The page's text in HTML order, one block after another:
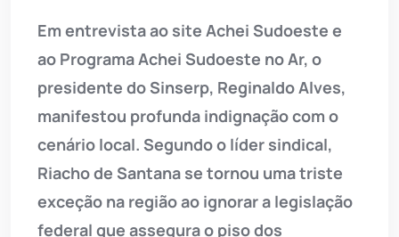
Em entrevista ao site Achei Sudoeste e
ao Programa Achei Sudoeste no Ar, o
presidente do Sinserp, Reginaldo Alves,
manifestou profunda indignação com o
cenário local. Segundo o líder sindical,
Riacho de Santana se tornou uma triste
exceção na região ao ignorar a legislação
federal que assegura o piso dos